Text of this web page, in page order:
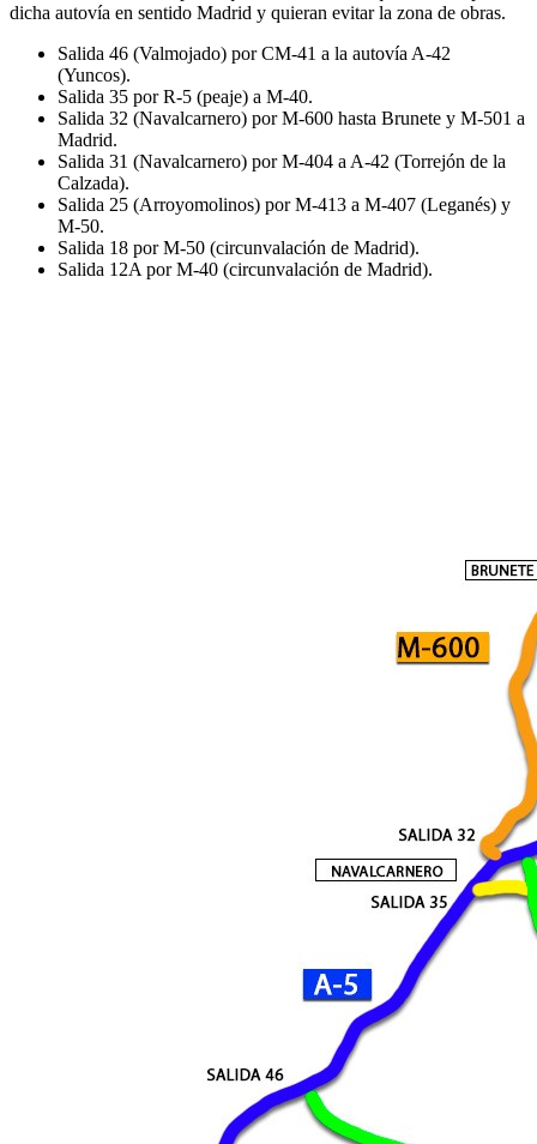
dicha autovía en sentido Madrid y quieran evitar la zona de obras.
Salida 46 (Valmojado) por CM-41 a la autovía A-42
(Yuncos).
Salida 35 por R-5 (peaje) a M-40.
Salida 32 (Navalcarnero) por M-600 hasta Brunete y M-501 a
Madrid.
Salida 31 (Navalcarnero) por M-404 a A-42 (Torrejón de la
Calzada).
Salida 25 (Arroyomolinos) por M-413 a M-407 (Leganés) y
M-50.
Salida 18 por M-50 (circunvalación de Madrid).
Salida 12A por M-40 (circunvalación de Madrid).